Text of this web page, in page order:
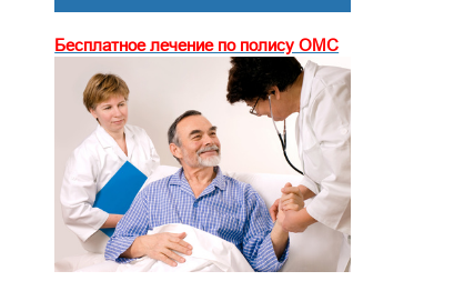
Бесплатное лечение по полису ОМС